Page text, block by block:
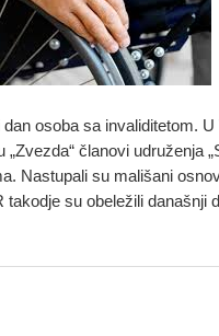
osoba sa invaliditetom.
članovi udruženja
Nastupali su mališani
su obeležili današnji